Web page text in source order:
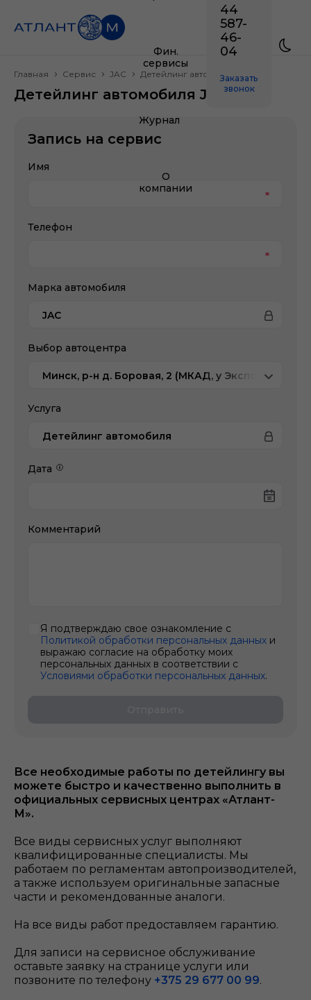
Фин.
сервисы
Журнал
О
компании
44
587-
46-
04
Заказать
звонок
Главная Сервис JAC Детейлинг автомобиля
Детейлинг автомобиля JAC
Все необходимые работы по детейлингу вы
можете быстро и качественно выполнить в
официальных сервисных центрах «Атлант-
М».
Все виды сервисных услуг выполняют
квалифицированные специалисты. Мы
работаем по регламентам автопроизводителей,
а также используем оригинальные запасные
части и рекомендованные аналоги.
На все виды работ предоставляем гарантию.
Для записи на сервисное обслуживание
оставьте заявку на странице услуги или
позвоните по телефону +375 29 677 00 99.
Запись на сервис
Имя
Телефон
Марка автомобиля
JAC
Выбор автоцентра
Минск, р-н д. Боровая, 2 (МКАД, у Экспобела),
Услуга
Детейлинг автомобиля
Дата
Комментарий
Я подтверждаю свое ознакомление с
Политикой обработки персональных данных и
выражаю согласие на обработку моих
персональных данных в соответствии с
Условиями обработки персональных данных.